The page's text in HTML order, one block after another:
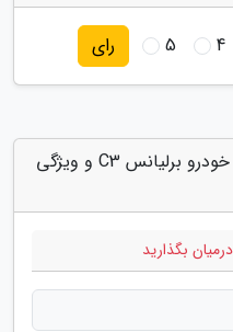
4
5 رای
دیدگاه های مرتبط با "نگاهی به خودرو برلیانس C3 و ویژگی
بگذارید